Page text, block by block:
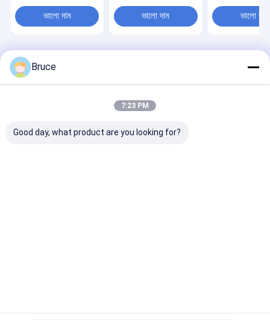
ভালো দাম ভালো দাম ভালো দাম
সাইট ম্যাপ
Privacy Policy
চীন কারখানা.Copyright © 2026 Qingdao Kingway Industry
Co., Ltd.. All Rights Reserved.
Bruce
7:23 PM
Good day, what product are you looking for?